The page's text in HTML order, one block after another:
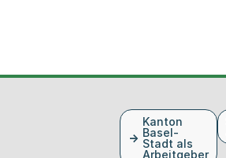
Kanton
Basel-
Stadt als
Arbeitgeber